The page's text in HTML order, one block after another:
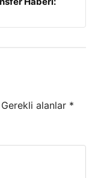
Gerekli alanlar *